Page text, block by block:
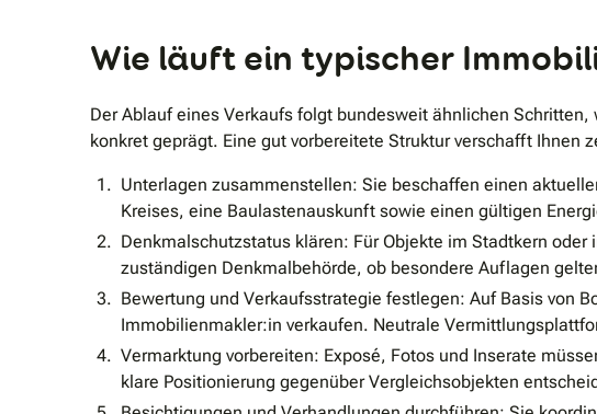
Wie läuft ein typischer
Der Ablauf eines Verkaufs folgt bundesweit ähnlichen
konkret geprägt. Eine gut vorbereitete Struktur verschafft Ihnen
Unterlagen zusammenstellen: Sie beschaffen einen
Kreises, eine Baulastenauskunft sowie einen gültigen
Denkmalschutzstatus klären: Für Objekte im Stadtkern
zuständigen Denkmalbehörde, ob besondere Auflagen
Bewertung und Verkaufsstrategie festlegen: Auf Basis von
Immobilienmakler:in verkaufen. Neutrale
Vermarktung vorbereiten: Exposé, Fotos und Inserate
klare Positionierung gegenüber Vergleichsobjekten